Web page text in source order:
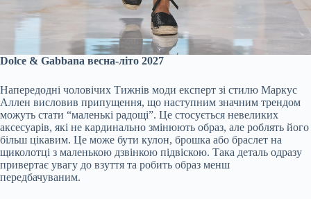
Dolce & Gabbana весна-літо 2027
Напередодні чоловічих Тижнів моди експерт зі стилю Маркус
Аллен висловив припущення, що наступним значним трендом
можуть стати “маленькі радощі”. Це стосується невеликих
аксесуарів, які не кардинально змінюють образ, але роблять його
більш цікавим. Це може бути кулон, брошка або браслет на
щиколотці з маленькою дзвінкою підвіскою. Така деталь одразу
привертає увагу до взуття та робить образ менш
передбачуваним.